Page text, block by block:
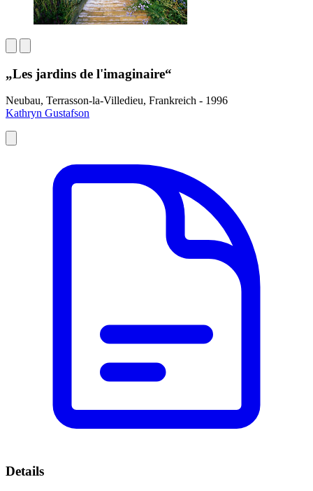
„Les jardins de l'imaginaire“
Neubau, Terrasson-la-Villedieu, Frankreich - 1996
Kathryn Gustafson
Details